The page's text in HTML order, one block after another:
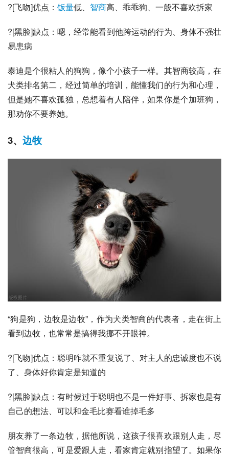
?[飞吻]优点： 饭量低、 智商高、乖乖狗、一般不喜欢拆家
?[黑脸]缺点：嗯，经常能看到他跨运动的行为、身体不强壮
易患病
泰迪是个很粘人的狗狗，像个小孩子一样。其智商较高，在
犬类排名第二，经过简单的培训，能懂我们的行为和心理，
但是她不喜欢孤独，总想着有人陪伴，如果你是个加班狗，
那劝你不要养她。
3、 边牧
“狗是狗，边牧是边牧”，作为犬类智商的代表者，走在街上
看到边牧，也常常是搞得我挪不开眼神。
?[飞吻]优点：聪明咋就不重复说了、对主人的忠诚度也不说
了、身体好你肯定是知道的
?[黑脸]缺点：有时候过于聪明也不是一件好事、拆家也是有
自己的想法、可以和金毛比赛看谁掉毛多
朋友养了一条边牧，据他所说，这孩子很喜欢跟别人走，尽
管智商很高，可是爱跟人走，看家肯定就别指望了。如果你